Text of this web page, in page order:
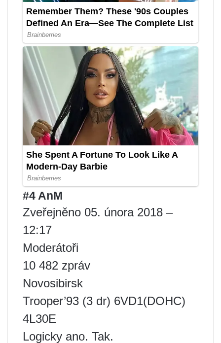
#4 AnM
Zveřejněno 05. února 2018 –
12:17
Moderátoři
10 482 zpráv
Novosibirsk
Trooper’93 (3 dr) 6VD1(DOHC)
4L30E
Logicky ano. Tak.